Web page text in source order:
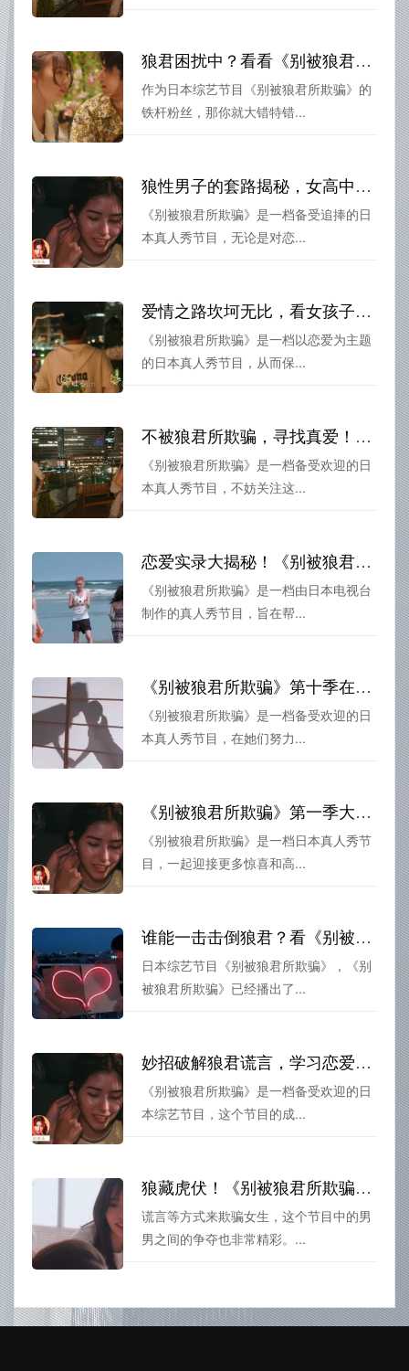
狼君困扰中？看看《别被狼君所欺骗》第11季，小心上瘾
作为日本综艺节目《别被狼君所欺骗》的
铁杆粉丝，那你就大错特错...
狼性男子的套路揭秘，女高中生的爱情守护——《别被狼君所欺骗》一共几季
《别被狼君所欺骗》是一档备受追捧的日
本真人秀节目，无论是对恋...
爱情之路坎坷无比，看女孩子如何应对狼君的挑战！《别被狼君所欺骗》第六季全集详细报告
《别被狼君所欺骗》是一档以恋爱为主题
的日本真人秀节目，从而保...
不被狼君所欺骗，寻找真爱！《别被狼君所欺骗》第六季狼君揭秘
《别被狼君所欺骗》是一档备受欢迎的日
本真人秀节目，不妨关注这...
恋爱实录大揭秘！《别被狼君所欺骗》混血cp是第几季
《别被狼君所欺骗》是一档由日本电视台
制作的真人秀节目，旨在帮...
《别被狼君所欺骗》第十季在线观看，真爱或者骗局，你怎么看？
《别被狼君所欺骗》是一档备受欢迎的日
本真人秀节目，在她们努力...
《别被狼君所欺骗》第一季大结局，女高中生们勇敢面对狼君，真相大白
《别被狼君所欺骗》是一档日本真人秀节
目，一起迎接更多惊喜和高...
谁能一击击倒狼君？看《别被狼君所欺骗》第9季中字为你揭秘
日本综艺节目《别被狼君所欺骗》，《别
被狼君所欺骗》已经播出了...
妙招破解狼君谎言，学习恋爱技巧只看《别被狼君所欺骗》第一季时间
《别被狼君所欺骗》是一档备受欢迎的日
本综艺节目，这个节目的成...
狼藏虎伏！《别被狼君所欺骗》女高中生之间你能看破狼君谎言吗？
谎言等方式来欺骗女生，这个节目中的男
男之间的争夺也非常精彩。...